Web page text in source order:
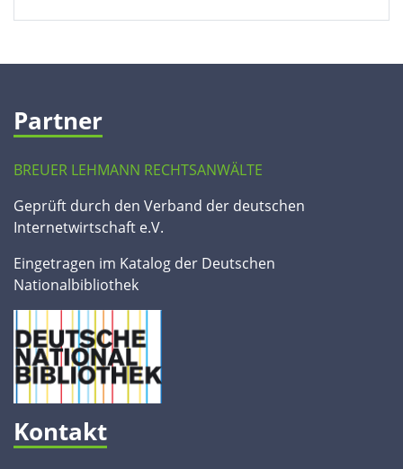
Partner
BREUER LEHMANN RECHTSANWÄLTE
Geprüft durch den Verband der deutschen
Internetwirtschaft e.V.
Eingetragen im Katalog der Deutschen
Nationalbibliothek
Kontakt